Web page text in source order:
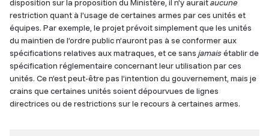
disposition sur la proposition du Ministère, il n’y auraitaucune
restriction quant à l’usage de certaines armes par ces unités et
équipes. Par exemple, le projet prévoit simplement que les unités
du maintien de l’ordre public n’auront pas à se conformer aux
spécifications relatives aux matraques, et ce sans jamaisétablir de
spécification réglementaire concernant leur utilisation par ces
unités. Ce n’est peut-être pas l’intention du gouvernement, mais je
crains que certaines unités soient dépourvues de lignes
directrices ou de restrictions sur le recours à certaines armes.